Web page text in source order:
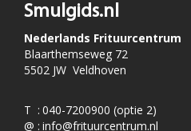
Smulgids.nl
Nederlands Frituurcentrum
Blaarthemseweg 72
5502 JW Veldhoven
T : 040-7200900 (optie 2)
@ : info@frituurcentrum.nl